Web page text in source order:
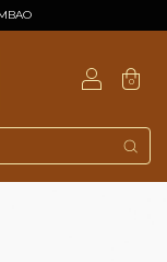
0